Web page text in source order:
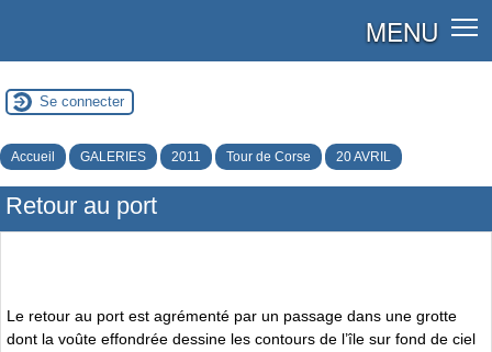
MENU
Se connecter
Accueil GALERIES 2011 Tour de Corse 20 AVRIL
Retour au port
Le retour au port est agrémenté par un passage dans une grotte
dont la voûte effondrée dessine les contours de l’île sur fond de ciel